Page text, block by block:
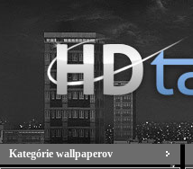
Kategórie wallpaperov